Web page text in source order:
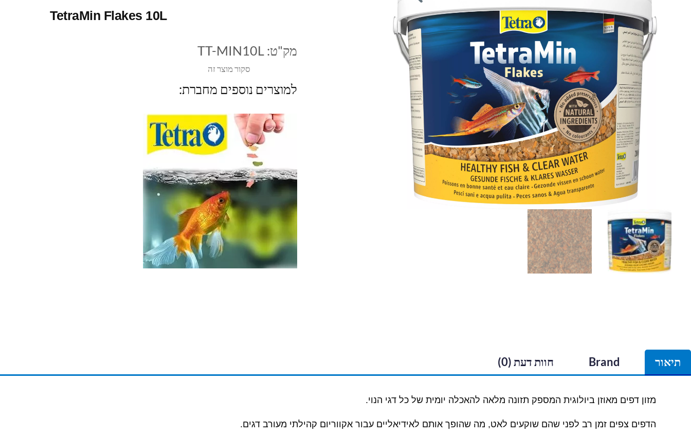
TetraMin Flakes 10L
סקור מוצר זה
מק"ט:TT-MIN10L
למוצרים נוספים מחברת:
תיאור Brand חוות דעת (0)
מזון דפים מאוזן ביולוגית המספק תזונה מלאה להאכלה יומית של כל דגי הנוי.
הדפים צפים זמן רב לפני שהם שוקעים לאט, מה שהופך אותם לאידיאליים עבור אקווריום קהילתי מעורב דגים.